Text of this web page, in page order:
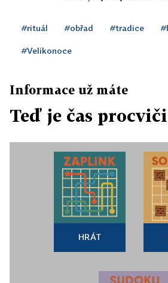
#rituál #obřad #tradice
#Velikonoce
Informace už máte
Teď je čas
HRÁT